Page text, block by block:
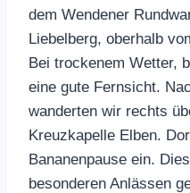
dem Wendener
Liebelberg, oberhalb
Bei trockenem Wetter,
eine gute Fernsicht.
wanderten wir rechts
Kreuzkapelle Elben.
Bananenpause ein.
besonderen Anlässen